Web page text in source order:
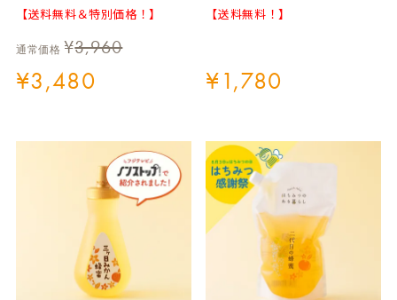
【送料無料＆特別価格！】
通常価格 ¥3,960
¥3,480
【送料無料！】
¥1,780